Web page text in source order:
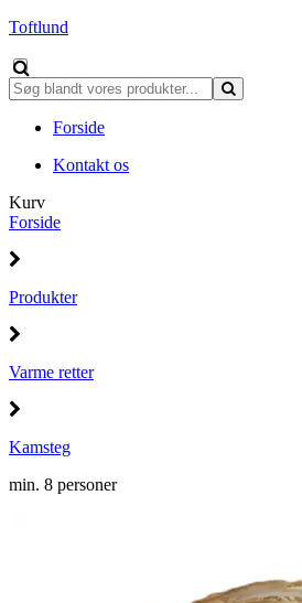
Toftlund
Forside
Kontakt os
Kurv
Forside
Produkter
Varme retter
Kamsteg
min. 8 personer